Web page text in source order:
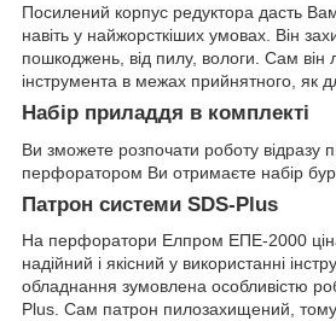
Посилений корпус редуктора дасть
навіть у найжорсткіших умовах. Він
пошкоджень, від пилу, вологи. Сам він
інструмента в межах прийнятного, як
Набір приладдя в комплекті
Ви зможете розпочати роботу відразу
перфоратором Ви отримаєте набір
Патрон системи SDS-Plus
На перфоратори Елпром ЕПЕ-2000
надійний і якісний у використанні
обладнання зумовлена особливістю
Plus. Сам патрон пилозахищений, тому